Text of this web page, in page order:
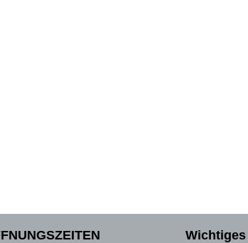
Wichtiges